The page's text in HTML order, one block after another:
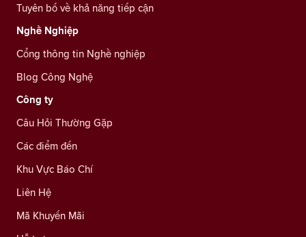
Tuyên bố về khả năng tiếp cận
Nghề Nghiệp
Cổng thông tin Nghề nghiệp
Blog Công Nghệ
Công ty
Câu Hỏi Thường Gặp
Các điểm đến
Khu Vực Báo Chí
Liên Hệ
Mã Khuyến Mãi